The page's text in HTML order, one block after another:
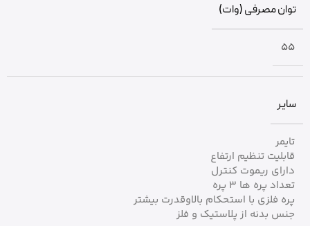
توان مصرفی (وات)
55
سایر
تایمر
قابلیت تنظیم ارتفاع
دارای ریموت کنترل
تعداد پره ها 3 پره
پره فلزی با استحکام بالاوقدرت بیشتر
جنس بدنه از پلاستیک و فلز